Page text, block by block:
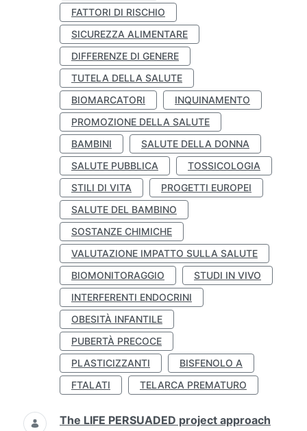
FATTORI DI RISCHIO
SICUREZZA ALIMENTARE
DIFFERENZE DI GENERE
TUTELA DELLA SALUTE
BIOMARCATORI
INQUINAMENTO
PROMOZIONE DELLA SALUTE
BAMBINI
SALUTE DELLA DONNA
SALUTE PUBBLICA
TOSSICOLOGIA
STILI DI VITA
PROGETTI EUROPEI
SALUTE DEL BAMBINO
SOSTANZE CHIMICHE
VALUTAZIONE IMPATTO SULLA SALUTE
BIOMONITORAGGIO
STUDI IN VIVO
INTERFERENTI ENDOCRINI
OBESITÀ INFANTILE
PUBERTÀ PRECOCE
PLASTICIZZANTI
BISFENOLO A
FTALATI
TELARCA PREMATURO
The LIFE PERSUADED project approach